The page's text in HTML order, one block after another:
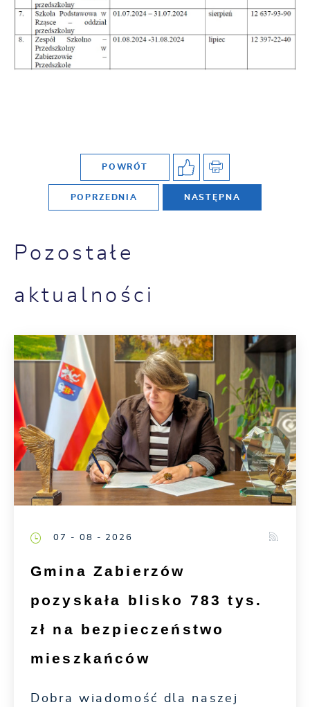
POWRÓT
POPRZEDNIA NASTĘPNA
Pozostałe
aktualności
07 - 08 - 2026
Gmina Zabierzów
pozyskała blisko 783 tys.
zł na bezpieczeństwo
mieszkańców
Dobra wiadomość dla naszej